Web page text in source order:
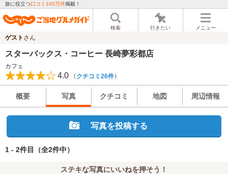
旅に役立つ口コミ100万件掲載！
検索 行きたい メニュー
ゲスト さん
スターバックス・コーヒー 長崎夢彩都店
カフェ
4.0 （ クチコミ26件）
概要 写真 クチコミ 地図 周辺情報
写真を投稿する
1 - 2件目 （全2件中）
ステキな写真にいいねを押そう！